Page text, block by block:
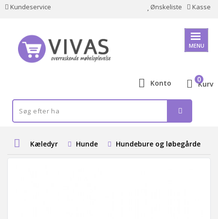
Kundeservice Ønskeliste Kasse
MENU
Konto Kurv
0
Kæledyr Hunde Hundebure og løbegårde